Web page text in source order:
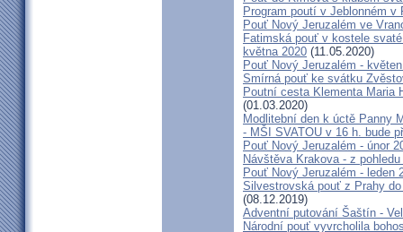
Program poutí v Jeblonném v
Pouť Nový Jeruzalém ve
Fatimská pouť v kostele
května 2020 (11.05.2020)
Pouť Nový Jeruzalém -
Smírná pouť ke svátku
Poutní cesta Klementa Maria
(01.03.2020)
Modlitební den k úctě Panny
- MŠI SVATOU v 16 h. bude
Pouť Nový Jeruzalém - únor
Návštěva Krakova - z
Pouť Nový Jeruzalém - leden
Silvestrovská pouť z Prahy
(08.12.2019)
Adventní putování Šaštín -
Národní pouť vyvrcholila